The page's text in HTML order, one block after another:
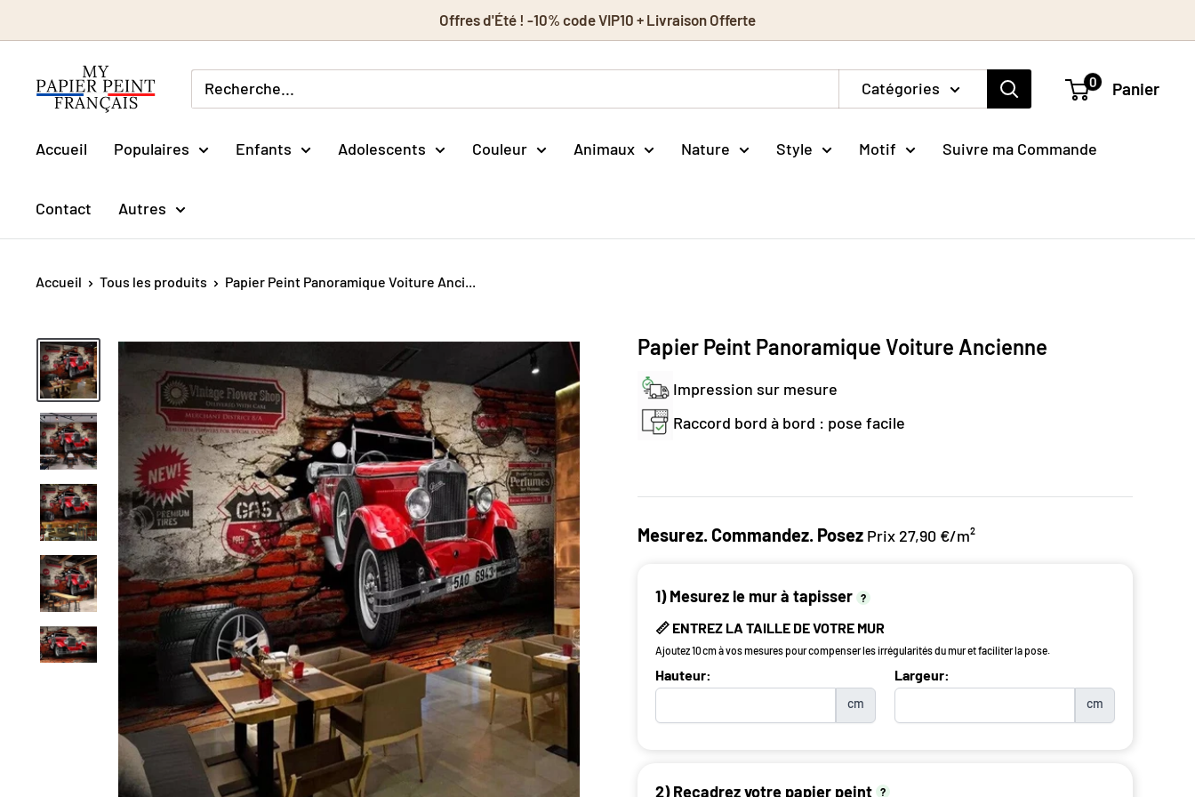
au
Offres d'Été ! -10% code VIP10 + Livraison Offerte
Catégories 0 Panier
Accueil Populaires Enfants Adolescents Couleur Animaux Nature Style Motif Suivre ma Commande
Contact Autres
Accueil Tous les produits Papier Peint Panoramique Voiture Anci...
Papier Peint Panoramique Voiture Ancienne
Impression sur mesure
Raccord bord à bord : pose facile
Mesurez. Commandez. Posez Prix 27,90 €/m²
1) Mesurez le mur à tapisser ?
📏 ENTREZ LA TAILLE DE VOTRE MUR
Ajoutez 10 cm à vos mesures pour compenser les irrégularités du mur et faciliter la pose.
Hauteur:
cm
Largeur:
cm
2) Recadrez votre papier peint
?